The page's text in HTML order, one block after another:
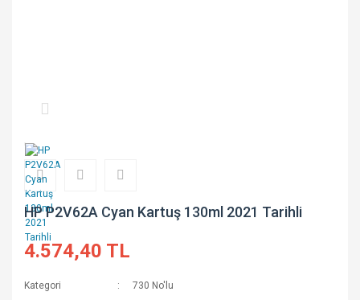
HP P2V62A Cyan Kartuş 130ml 2021 Tarihli
4.574,40 TL
Kategori
730 No'lu